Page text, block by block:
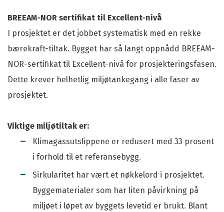
BREEAM-NOR sertifikat til Excellent-nivå
I prosjektet er det jobbet systematisk med en rekke
bærekraft-tiltak. Bygget har så langt oppnådd BREEAM-
NOR-sertifikat til Excellent-nivå for prosjekteringsfasen.
Dette krever helhetlig miljøtankegang i alle faser av
prosjektet.
Viktige miljøtiltak er:
Klimagassutslippene er redusert med 33 prosent
i forhold til et referansebygg.
Sirkularitet har vært et nøkkelord i prosjektet.
Byggematerialer som har liten påvirkning på
miljøet i løpet av byggets levetid er brukt. Blant